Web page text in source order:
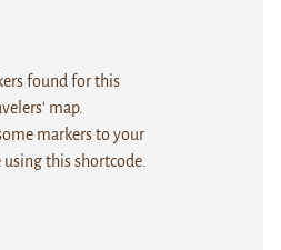
found for this
map.
markers to your
this shortcode.